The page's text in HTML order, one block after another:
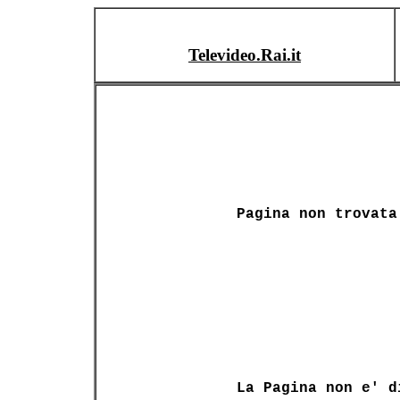
Televideo.Rai.it
Pagina non trovata
La Pagina non e'